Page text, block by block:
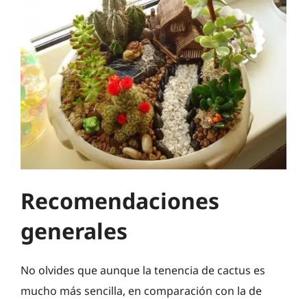
Recomendaciones
generales
No olvides que aunque la tenencia de cactus es
mucho más sencilla, en comparación con la de